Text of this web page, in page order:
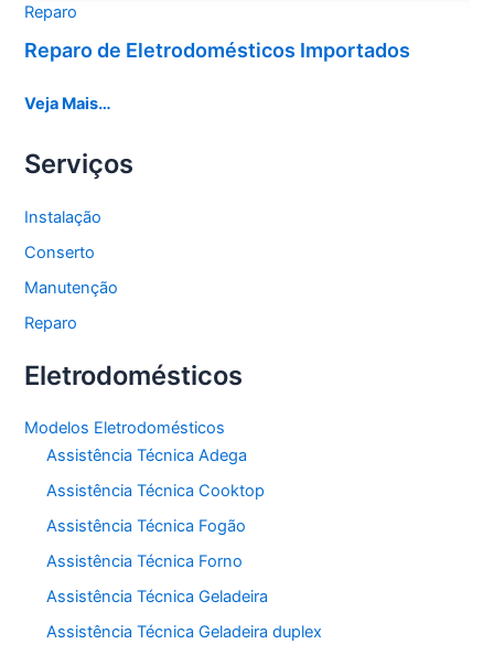
Reparo
Reparo de Eletrodomésticos Importados
Veja Mais…
Serviços
Instalação
Conserto
Manutenção
Reparo
Eletrodomésticos
Modelos Eletrodomésticos
Assistência Técnica Adega
Assistência Técnica Cooktop
Assistência Técnica Fogão
Assistência Técnica Forno
Assistência Técnica Geladeira
Assistência Técnica Geladeira duplex